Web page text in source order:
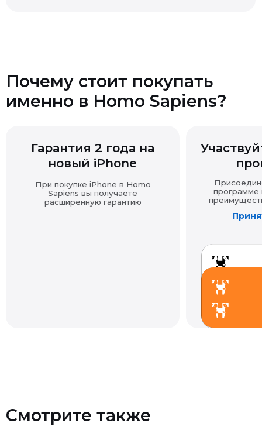
Возврат технически сложных товаров
Возврат товара надлежащего качества
При покупке iPhone в Homo
Sapiens вы получаете
расширенную гарантию
программе